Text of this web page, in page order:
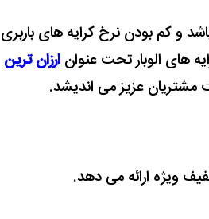
و کم بودن نرخ کرایه های باربری
های الوبار تحت عنوانارزان ترین
عزیز می اندیشد.
ویژه ارائه می دهد.